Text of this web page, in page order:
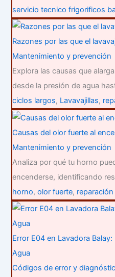
servicio tecnico frigorificos
Razones por las que el
Mantenimiento y prevención
Explora las causas que
desde la presión de agua
ciclos largos, Lavavajillas,
Causas del olor fuerte al
Mantenimiento y prevención
Analiza por qué tu horno
encenderse, identificando
horno,olor fuerte,
Error E04 en Lavadora
Agua
Códigos de error y